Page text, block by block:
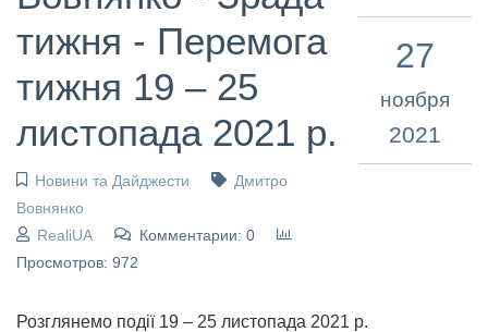
тижня - Перемога
тижня 19 – 25
листопада 2021 р.
Новини та Дайджести
Дмитро
Вовнянко
RealiUA
Комментарии: 0
Просмотров: 972
27
ноября
2021
Розглянемо події 19 – 25 листопада 2021 р.